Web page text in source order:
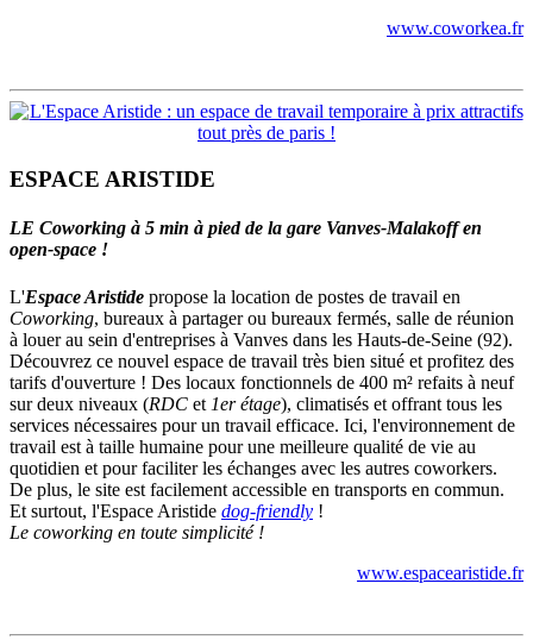
www.coworkea.fr
ESPACE ARISTIDE
LE Coworking à 5 min à pied de la gare Vanves-Malakoff en
open-space !
L'Espace Aristide propose la location de postes de travail en
Coworking, bureaux à partager ou bureaux fermés, salle de réunion
à louer au sein d'entreprises à Vanves dans les Hauts-de-Seine (92).
Découvrez ce nouvel espace de travail très bien situé et profitez des
tarifs d'ouverture ! Des locaux fonctionnels de 400 m² refaits à neuf
sur deux niveaux (RDC et 1er étage), climatisés et offrant tous les
services nécessaires pour un travail efficace. Ici, l'environnement de
travail est à taille humaine pour une meilleure qualité de vie au
quotidien et pour faciliter les échanges avec les autres coworkers.
De plus, le site est facilement accessible en transports en commun.
Et surtout, l'Espace Aristide dog-friendly !
Le coworking en toute simplicité !
www.espacearistide.fr